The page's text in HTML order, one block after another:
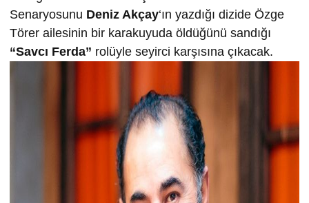
Senaryosunu Deniz Akçay‘ın yazdığı dizide Özge
Törer ailesinin bir karakuyuda öldüğünü sandığı
“Savcı Ferda” rolüyle seyirci karşısına çıkacak.